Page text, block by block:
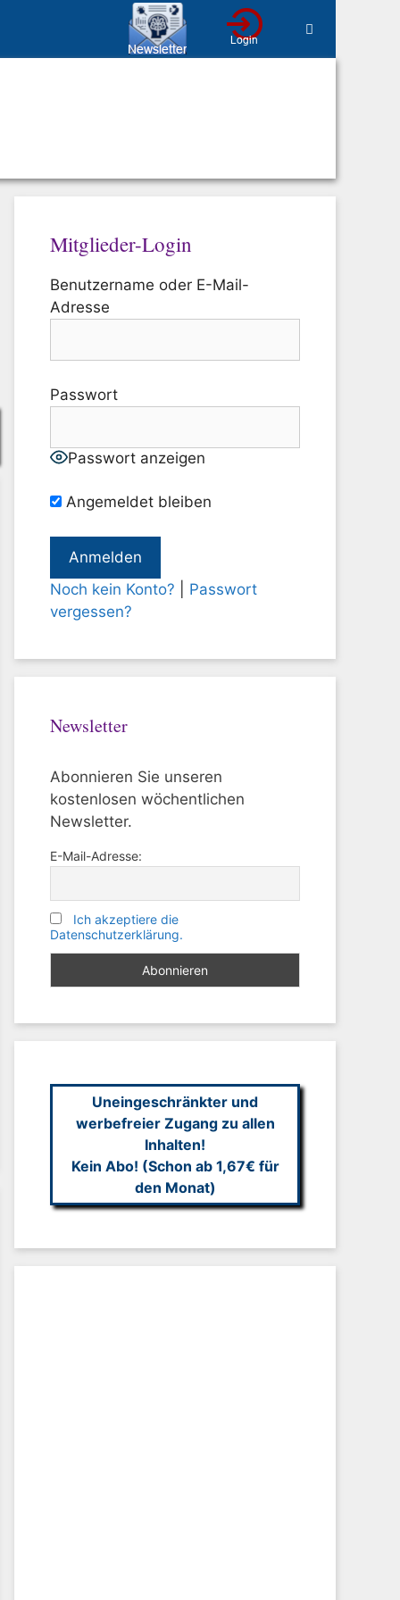
Mitglieder-Login
Benutzername oder E-Mail-
Adresse
Passwort
Passwort anzeigen
Angemeldet bleiben
Noch kein Konto?
Passwort
vergessen?
Newsletter
Abonnieren Sie unseren
kostenlosen wöchentlichen
Newsletter.
E-Mail-Adresse:
Ich akzeptiere die
Datenschutzerklärung.
Uneingeschränkter und
werbefreier Zugang zu allen
Inhalten!
Kein Abo! (Schon ab 1,67€ für
den Monat)